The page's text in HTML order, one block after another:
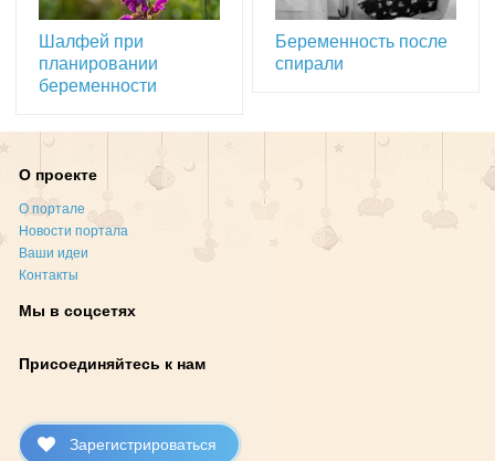
Шалфей при
планировании
беременности
Беременность после
спирали
О проекте
О портале
Новости портала
Ваши идеи
Контакты
Мы в соцсетях
Присоединяйтесь к нам
Зарегистрироваться